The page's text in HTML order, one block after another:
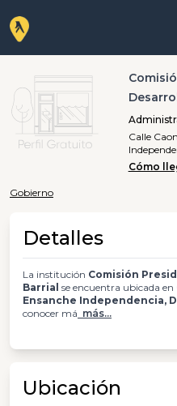
Calle
Cómo
Gobierno
Detalles
La institución Comisión
Barrial se encuentra ubicada en
Ensanche Independencia,
conocer má más...
Ubicación